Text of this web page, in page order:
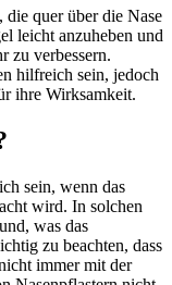
quer über die Nase
leicht anzuheben und
zu verbessern.
hilfreich sein, jedoch
ihre Wirksamkeit.
sein, wenn das
wird. In solchen
was das
zu beachten, dass
immer mit der